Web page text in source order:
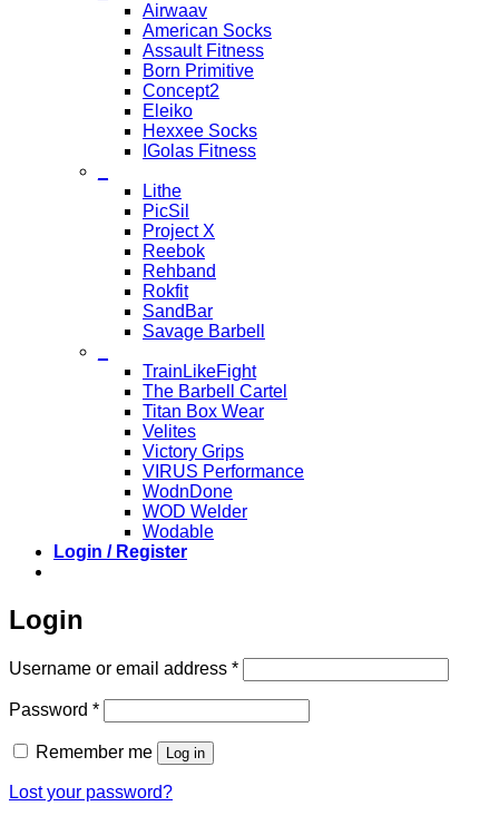
Airwaav
American Socks
Assault Fitness
Born Primitive
Concept2
Eleiko
Hexxee Socks
IGolas Fitness
Lithe
PicSil
Project X
Reebok
Rehband
Rokfit
SandBar
Savage Barbell
TrainLikeFight
The Barbell Cartel
Titan Box Wear
Velites
Victory Grips
VIRUS Performance
WodnDone
WOD Welder
Wodable
Login / Register
Login
Username or email address *Required
Password *Required
Remember me Log in
Lost your password?